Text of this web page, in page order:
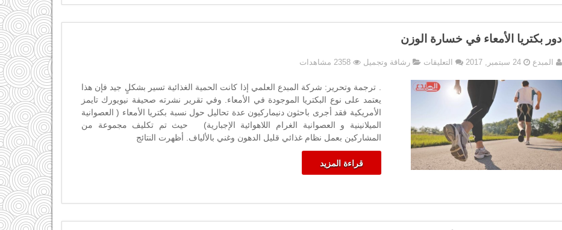
دور بكتريا الأمعاء في خسارة الوزن
المبدع 24 سبتمبر, 2017 التعليقاتعلى
بكتريا
الوزن
مغلقة
رشاقة وتجميل 2358 مشاهدات
. ترجمة وتحرير: شركة المبدع العلمي إذا كانت الحمية الغذائية تسير بشكلٍ جيد فإن هذا
يعتمد على نوع البكتريا الموجودة في الأمعاء. وفي تقرير نشرته صحيفة نيويورك تايمز
الأمريكية فقد أجرى باحثون دنيماركيون عدة تحاليل حول نسبة بكتريا الأمعاء ( العصوانية
الميلانينية و العصوانية الغرام اللاهوائية الإجبارية) حيث تم تكليف مجموعة من
المشاركين بعمل نظام غذائي قليل الدهون وغني بالألياف. أظهرت النتائج
قراءة المزيد